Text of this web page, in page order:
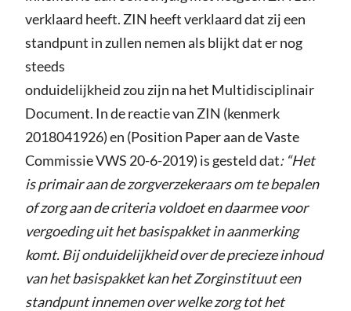
verklaard heeft. ZIN heeft verklaard dat zij een
standpunt in zullen nemen als blijkt dat er nog
steeds
onduidelijkheid zou zijn na het Multidisciplinair
Document. In de reactie van ZIN (kenmerk
2018041926) en (Position Paper aan de Vaste
Commissie VWS 20-6-2019) is gesteld dat: “Het
is primair aan de zorgverzekeraars om te bepalen
of zorg aan de criteria voldoet en daarmee voor
vergoeding uit het basispakket in aanmerking
komt. Bij onduidelijkheid over de precieze inhoud
van het basispakket kan het Zorginstituut een
standpunt innemen over welke zorg tot het